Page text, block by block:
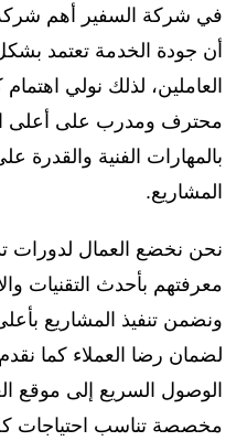
في شركة السفير أهم
أن جودة الخدمة تعتمد
العاملين، لذلك نولي
محترف ومدرب على أعلى
بالمهارات الفنية والقدرة
المشاريع.
نحن نخضع العمال لدورات
معرفتهم بأحدث التقنيات
ونضمن تنفيذ المشاريع
لضمان رضا العملاء كما
الوصول السريع إلى موقع
مخصصة تناسب احتياجات